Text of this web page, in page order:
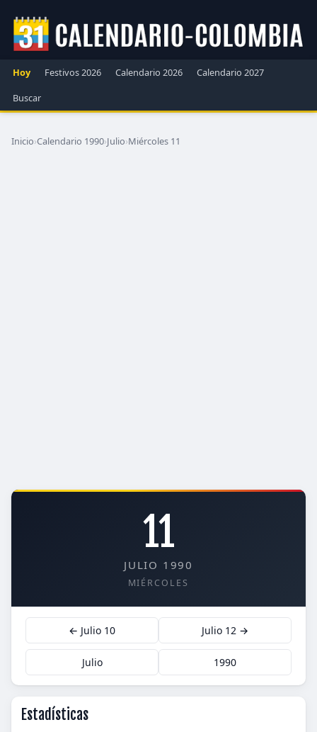
Hoy Festivos 2026 Calendario 2026
Calendario 2027
Buscar
Inicio›Calendario 1990›Julio›Miércoles 11
11
JULIO 1990
MIÉRCOLES
← Julio 10 Julio 12 →
Julio 1990
Estadísticas